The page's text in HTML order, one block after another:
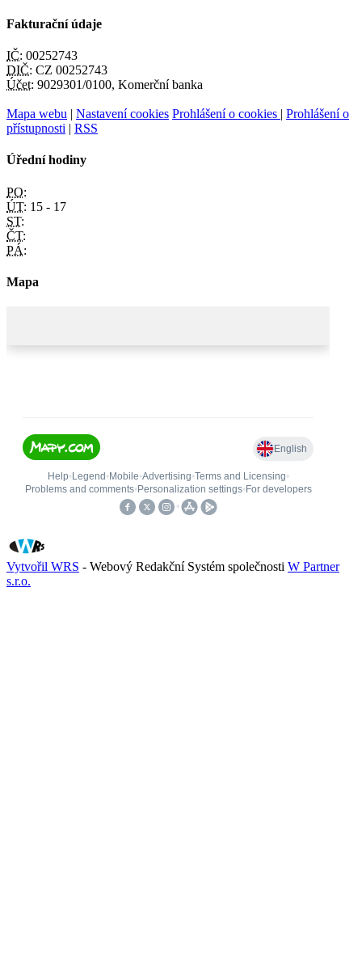
Fakturační údaje
IČ: 00252743
DIČ: CZ 00252743
Účet: 9029301/0100, Komerční banka
Mapa webu | Nastavení cookies Prohlášení o cookies | Prohlášení o
přístupnosti | RSS
Úřední hodiny
PO:
ÚT: 15 - 17
ST:
ČT:
PÁ:
Mapa
Vytvořil WRS - Webový Redakční Systém společnosti W Partner
s.r.o.